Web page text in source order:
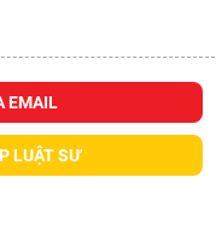
EMAIL
LUẬT SƯ